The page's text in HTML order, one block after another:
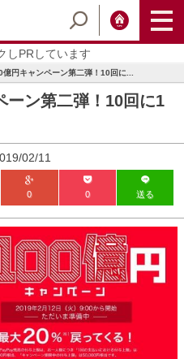
しPRしています
円キャンペーン第二弾！10回に...
ーン第二弾！10回に1
02/11
0 0 送る